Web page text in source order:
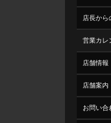
店長から
営業カレ
店舗情報
店舗案
お問い合